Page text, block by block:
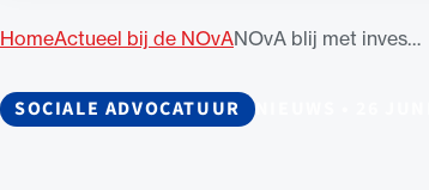
HomeActueel bij de NOvANOvA blij met inves…
SOCIALE ADVOCATUUR NIEUWS
Uitgelicht